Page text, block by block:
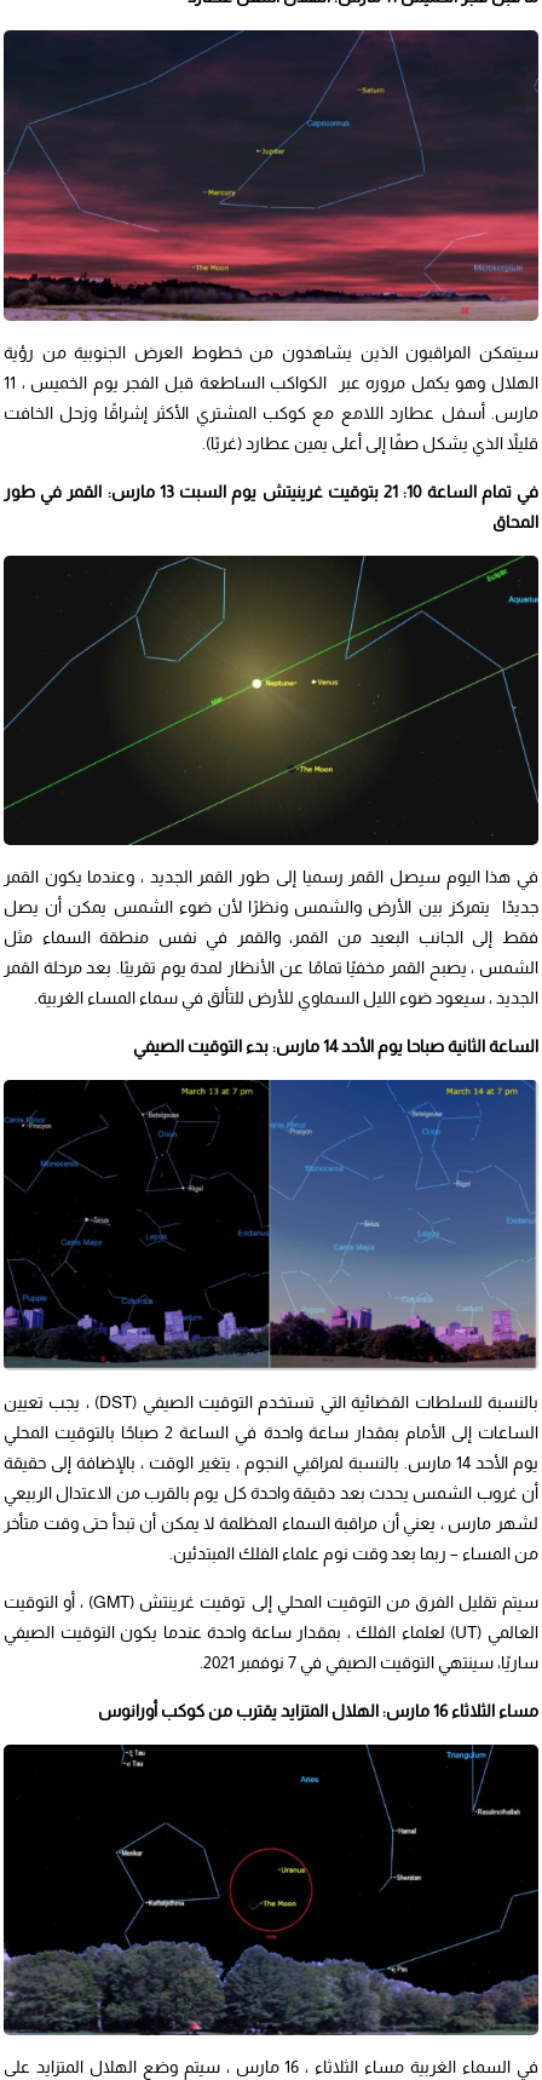
سيتمكن المراقبون الذين يشاهدون من خطوط العرض الجنوبية من رؤية
الهلال وهو يكمل مروره عبر الكواكب الساطعة قبل الفجر يوم الخميس ، 11
مارس. أسفل عطارد اللامع مع كوكب المشتري الأكثر إشراقًا وزحل الخافت
قليلاً الذي يشكل صفًا إلى أعلى يمين عطارد (غربًا).
في تمام الساعة 10: 21 بتوقيت غرينيتش يوم السبت 13 مارس: القمر في طور
المحاق
في هذا اليوم سيصل القمر رسميا إلى طور القمر الجديد ، وعندما يكون القمر
جديدًا يتمركز بين الأرض والشمس ونظرًا لأن ضوء الشمس يمكن أن يصل
فقط إلى الجانب البعيد من القمر، والقمر في نفس منطقة السماء مثل
الشمس ، يصبح القمر مخفيًا تمامًا عن الأنظار لمدة يوم تقريبًا. بعد مرحلة القمر
الجديد ، سيعود ضوء الليل السماوي للأرض للتألق في سماء المساء الغربية.
الساعة الثانية صباحا يوم الأحد 14 مارس: بدء التوقيت الصيفي
بالنسبة للسلطات القضائية التي تستخدم التوقيت الصيفي (DST) ، يجب تعيين
الساعات إلى الأمام بمقدار ساعة واحدة في الساعة 2 صباحًا بالتوقيت المحلي
يوم الأحد 14 مارس. بالنسبة لمراقبي النجوم ، يتغير الوقت ، بالإضافة إلى حقيقة
أن غروب الشمس يحدث بعد دقيقة واحدة كل يوم بالقرب من الاعتدال الربيعي
لشهر مارس ، يعني أن مراقبة السماء المظلمة لا يمكن أن تبدأ حتى وقت متأخر
من المساء – ربما بعد وقت نوم علماء الفلك المبتدئين.
سيتم تقليل الفرق من التوقيت المحلي إلى توقيت غرينتش (GMT) ، أو التوقيت
العالمي (UT) لعلماء الفلك ، بمقدار ساعة واحدة عندما يكون التوقيت الصيفي
ساريًا، سينتهي التوقيت الصيفي في 7 نوفمبر 2021.
مساء الثلاثاء 16 مارس: الهلال المتزايد يقترب من كوكب أورانوس
في السماء الغربية مساء الثلاثاء ، 16 مارس ، سيتم وضع الهلال المتزايد على